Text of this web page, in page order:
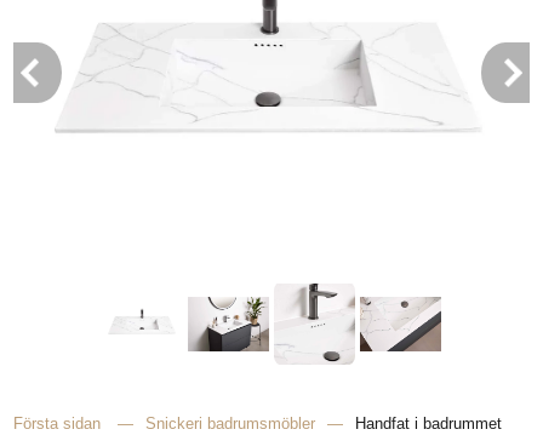
HEMMET
Första sidan — Snickeri badrumsmöbler — Handfat i badrummet